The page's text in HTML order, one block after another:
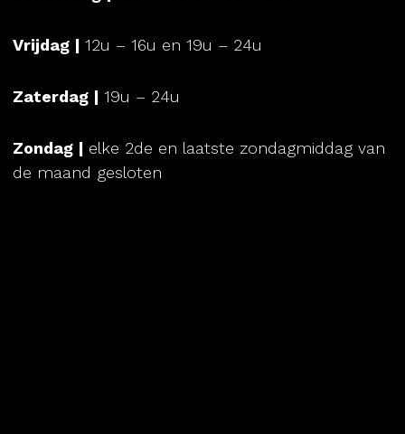
Sfeer
Reserveren
Vrijdag | 12u – 16u en 19u – 24u
Zaterdag | 19u – 24u
Zondag | elke 2de en laatste zondagmiddag van
de maand gesloten